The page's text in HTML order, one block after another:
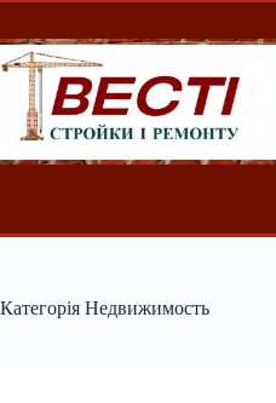
Перейти
вмісту
Категорія Недвижимость